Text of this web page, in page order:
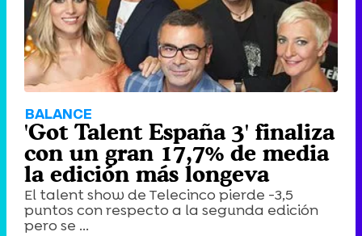
BALANCE
'Got Talent España 3' finaliza
con un gran 17,7% de media
la edición más longeva
El talent show de Telecinco pierde -3,5
puntos con respecto a la segunda edición
pero se ...